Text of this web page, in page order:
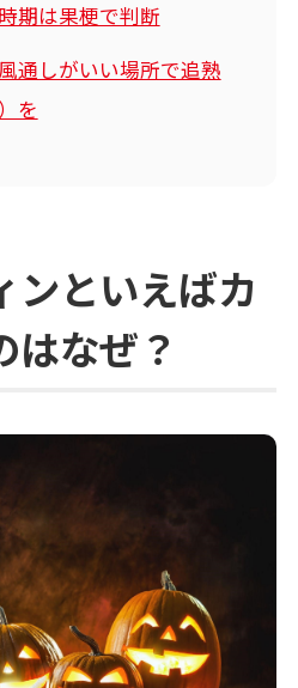
期は果梗で判断
通しがいい場所で追熟
を
といえばカ
はなぜ？